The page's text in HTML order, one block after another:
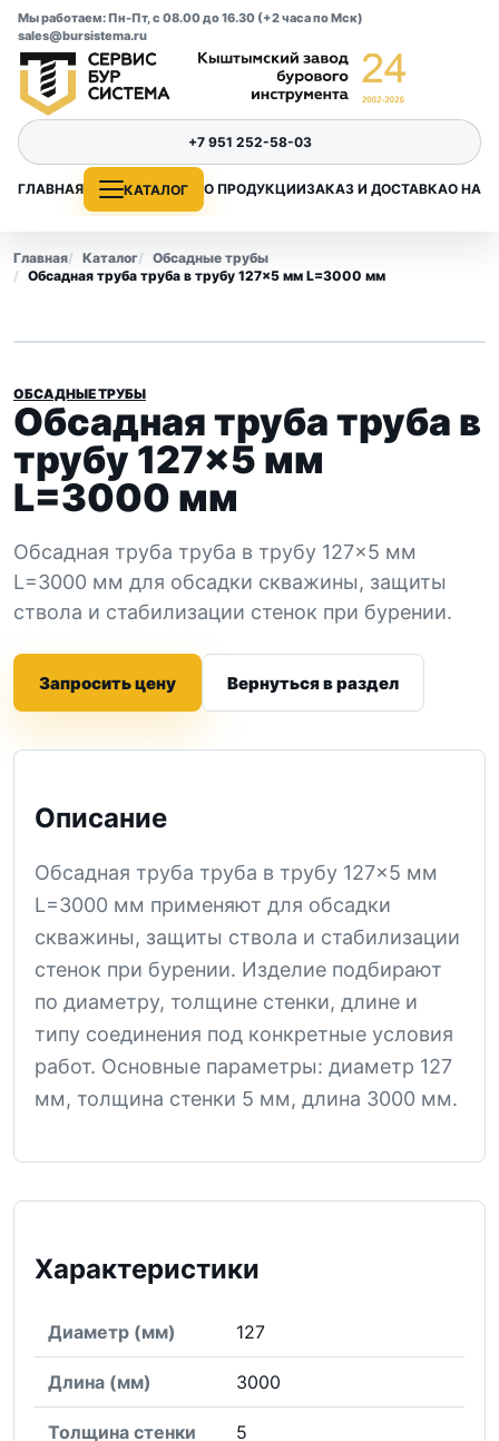
Мы работаем: Пн-Пт, с 08.00 до 16.30 (+2 часа по Мск)
sales@bursistema.ru
ГЛАВНАЯ КАТАЛОГ О ПРОДУКЦИИЗАКАЗ И ДОСТАВКАО НАС
+7 951 252-58-03
Главная Каталог
Обсадные трубы
Обсадная труба труба в трубу 127×5 мм L=3000 мм
ОБСАДНЫЕ ТРУБЫ
Обсадная труба труба в
трубу 127×5 мм
L=3000 мм
Обсадная труба труба в трубу 127×5 мм
L=3000 мм для обсадки скважины, защиты
ствола и стабилизации стенок при бурении.
Запросить цену Вернуться в раздел
Описание
Обсадная труба труба в трубу 127×5 мм
L=3000 мм применяют для обсадки
скважины, защиты ствола и стабилизации
стенок при бурении. Изделие подбирают
по диаметру, толщине стенки, длине и
типу соединения под конкретные условия
работ. Основные параметры: диаметр 127
мм, толщина стенки 5 мм, длина 3000 мм.
Характеристики
Диаметр (мм) 127
Длина (мм) 3000
Толщина стенки
5